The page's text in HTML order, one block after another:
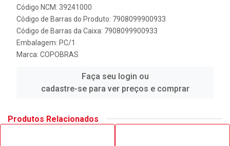
Código NCM: 39241000
Código de Barras do Produto: 7908099900933
Código de Barras da Caixa: 7908099900933
Embalagem: PC/1
Marca: COPOBRAS
Faça seu login ou
cadastre-se para ver preços e comprar
Produtos Relacionados